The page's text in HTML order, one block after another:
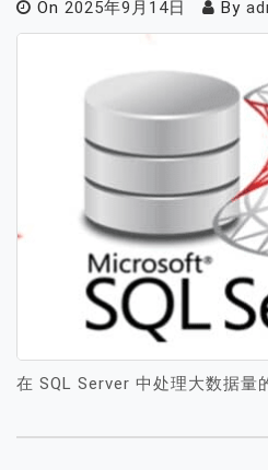
On 2025年9月14日 By
在 SQL Server 中处理大数据量